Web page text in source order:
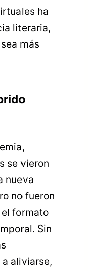
ha
literaria,
más
se vieron
nueva
no fueron
formato
Sin
aliviarse,